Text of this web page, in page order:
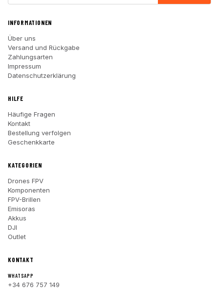
INFORMATIONEN
Über uns
Versand und Rückgabe
Zahlungsarten
Impressum
Datenschutzerklärung
HILFE
Häufige Fragen
Kontakt
Bestellung verfolgen
Geschenkkarte
KATEGORIEN
Drones FPV
Komponenten
FPV-Brillen
Emisoras
Akkus
DJI
Outlet
KONTAKT
WHATSAPP
+34 676 757 149